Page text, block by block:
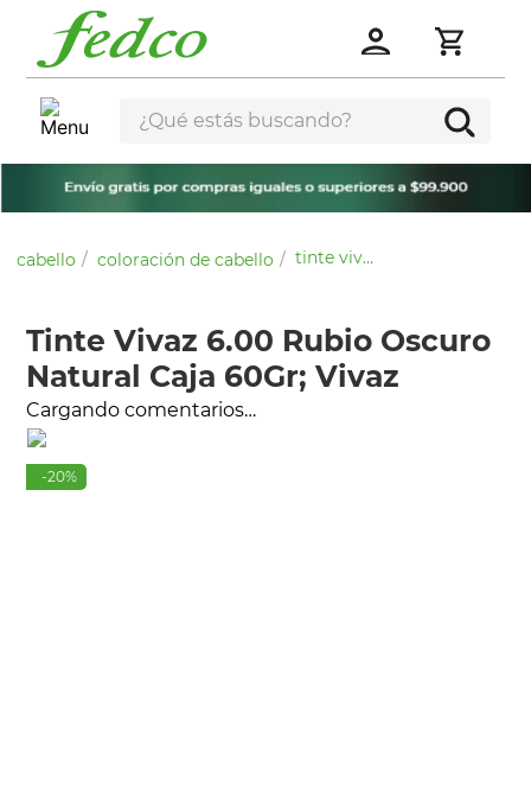
¿Qué estás buscando?
cabello coloración de cabello tinte vivaz 6.00 rubio oscuro natural caja 60gr; vivaz
Tinte Vivaz 6.00 Rubio Oscuro
Natural Caja 60Gr; Vivaz
Cargando comentarios…
-20%